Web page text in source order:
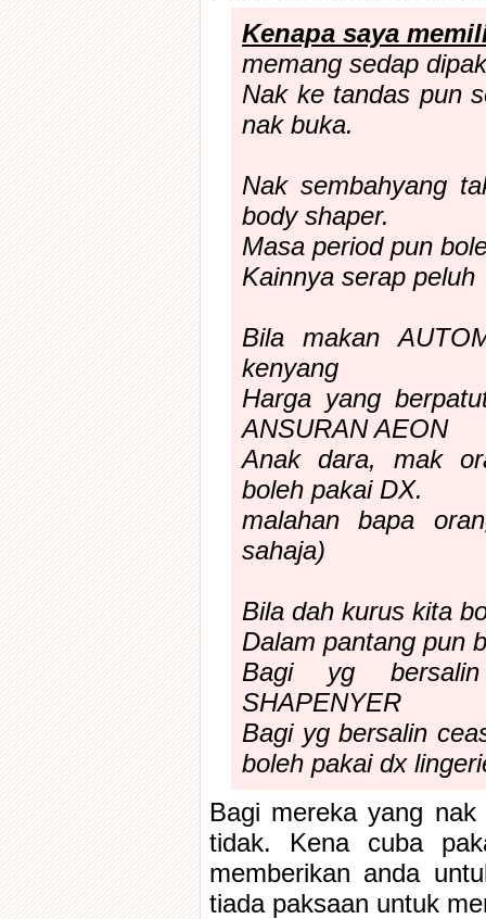
Kenapa saya
memang sedap
Nak ke tandas pun
nak buka.
Nak sembahyang
body shaper.
Masa period pun
Kainnya serap peluh
Bila makan
kenyang
Harga yang
ANSURAN AEON
Anak dara, mak
boleh pakai DX.
malahan bapa
sahaja)
Bila dah kurus kita
Dalam pantang pun
Bagi yg
SHAPENYER
Bagi yg bersalin
boleh pakai dx
Bagi mereka yang
tidak. Kena cuba
memberikan anda
tiada paksaan untuk